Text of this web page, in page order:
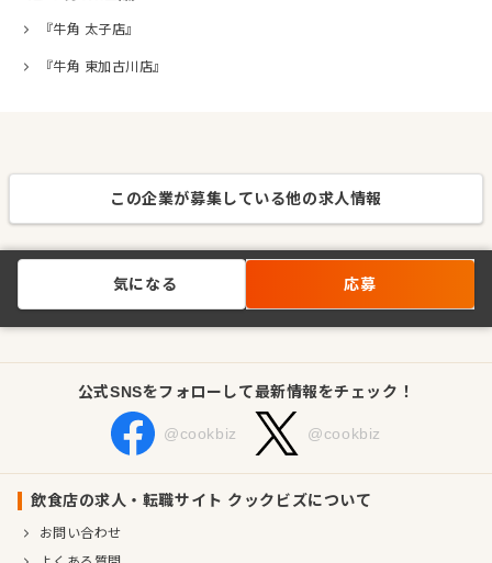
『牛角 太子店』
『牛角 東加古川店』
この企業が募集している他の求人情報
気になる 応募
公式SNSをフォローして最新情報をチェック！
@cookbiz @cookbiz
飲食店の求人・転職サイト クックビズについて
お問い合わせ